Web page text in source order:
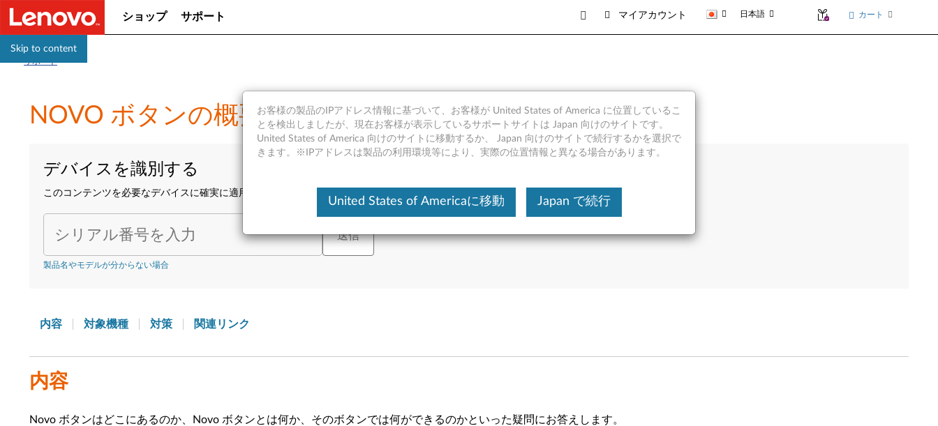
Skip to content
ショップ サポート マイアカウント 日本語 カート
サポート
NOVO ボタンの概要 - ideapad
デバイスを識別する
このコンテンツを必要なデバイスに確実に適用するために、シリアル番号の入力、または製品を選択してください。 製品を表示
シリアル番号を入力 送信
製品名やモデルが分からない場合
内容 対象機種 対策 関連リンク
内容
Novo ボタンはどこにあるのか、Novo ボタンとは何か、そのボタンでは何ができるのかといった疑問にお答えします。
お客様の製品のIPアドレス情報に基づいて、お客様が United States of America に位置しているこ
とを検出しましたが、現在お客様が表示しているサポートサイトは Japan 向けのサイトです。
United States of America 向けのサイトに移動するか、 Japan 向けのサイトで続行するかを選択で
きます。※IPアドレスは製品の利用環境等により、実際の位置情報と異なる場合があります。
United States of Americaに移動 Japan で続行